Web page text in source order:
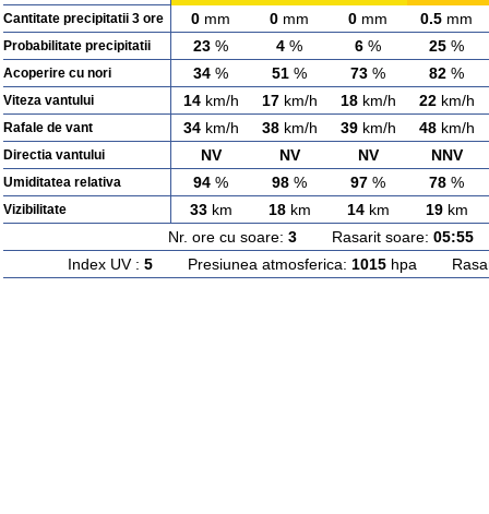
Cantitate precipitatii 3 ore 0 mm 0 mm 0 mm 0.5 mm
Probabilitate precipitatii 23 % 4 % 6 % 25 %
Acoperire cu nori 34 % 51 % 73 % 82 %
Viteza vantului 14km/h 17km/h 18km/h 22km/h
Rafale de vant 34km/h 38km/h 39km/h 48km/h
Directia vantului NV NV NV NNV
Umiditatea relativa 94 % 98 % 97 % 78 %
Vizibilitate 33km 18km 14km 19km
Nr. ore cu soare: 3Rasarit soare: 05:55
Index UV : 5Presiunea atmosferica: 1015hpa